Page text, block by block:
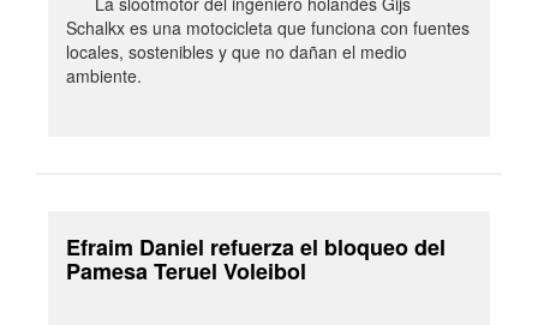
Schalkx es una motocicleta que funciona con fuentes
locales, sostenibles y que no dañan el medio
ambiente.
Efraim Daniel refuerza el bloqueo del
Pamesa Teruel Voleibol